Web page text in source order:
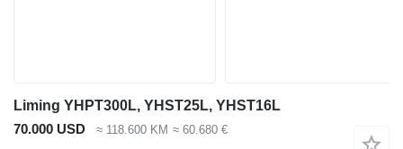
Liming YHPT300L, YHST25L, YHST16L
70.000 USD
≈ 118.600 KM ≈ 60.680 €